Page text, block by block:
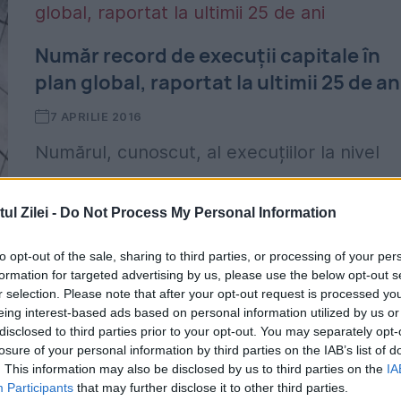
Zilei - Do Not Process My Personal Information
opt-out of the sale, sharing to third parties, or processing of your
for targeted advertising by us, please use the below opt-out
selection. Please note that after your opt-out request is processed
interest-based ads based on personal information utilized by us
to third parties prior to your opt-out. You may separately
of your personal information by third parties on the IAB’s list of
This information may also be disclosed by us to third parties on the
Participants that may further disclose it to other third parties.
Număr record de execuții capitale în
plan global, raportat la ultimii 25 de
7 APRILIE 2016
Numărul, cunoscut, al execuțiilor la nivel
mondial a crescut cu peste 50% anul
până la cel puțin 1.634, potrivit Amnesty
International, pe primele locuri în top fiind
Iranul, Pakistanul...